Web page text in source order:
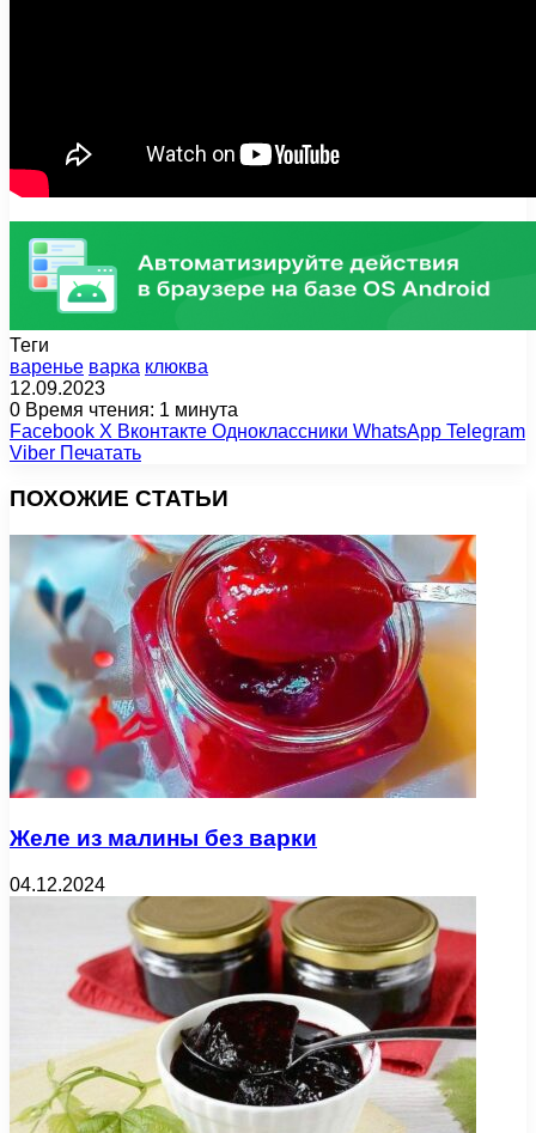
Теги
варенье варка клюква
12.09.2023
0 Время чтения: 1 минута
Facebook X Вконтакте Одноклассники WhatsApp Telegram
Viber Печатать
ПОХОЖИЕ СТАТЬИ
Желе из малины без варки
04.12.2024